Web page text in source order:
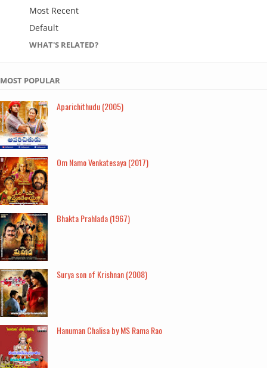
Most Recent
Default
WHAT'S RELATED?
MOST POPULAR
Aparichithudu (2005)
Om Namo Venkatesaya (2017)
Bhakta Prahlada (1967)
Surya son of Krishnan (2008)
Hanuman Chalisa by MS Rama Rao